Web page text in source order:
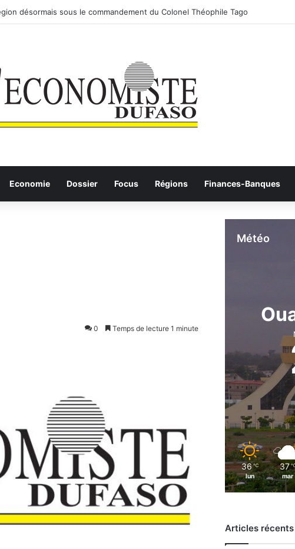
désormais sous le commandement du Colonel Théophile Tago
Economie Dossier Focus Régions Finances-Banques
0 Temps de lecture 1 minute
Météo
36 ℃
lun
37
mar
Articles récents